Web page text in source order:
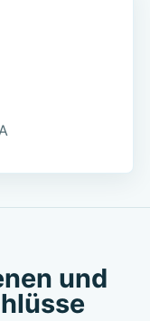
und